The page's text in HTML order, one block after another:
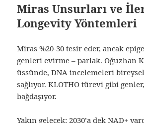
Miras Unsurları ve
Longevity Yöntemleri
Miras %20-30 tesir eder, ancak
genleri evirme – parlak. Oğuzhan
üssünde, DNA incelemeleri
sağlıyor. KLOTHO türevi gibi
bağdaşıyor.
Yakın gelecek: 2030’a dek NAD+